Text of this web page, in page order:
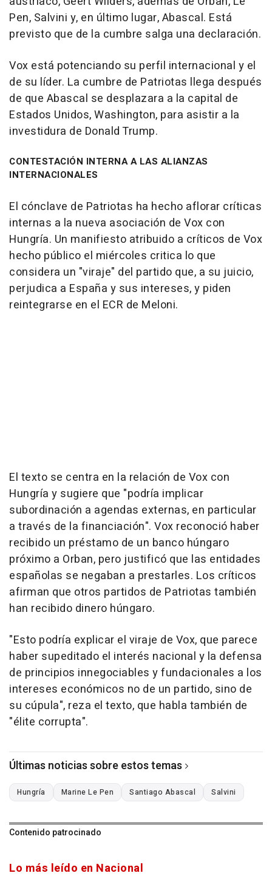
Pen, Salvini y, en último lugar, Abascal. Está
previsto que de la cumbre salga una declaración.
Vox está potenciando su perfil internacional y el
de su líder. La cumbre de Patriotas llega después
de que Abascal se desplazara a la capital de
Estados Unidos, Washington, para asistir a la
investidura de Donald Trump.
CONTESTACIÓN INTERNA A LAS ALIANZAS
INTERNACIONALES
El cónclave de Patriotas ha hecho aflorar críticas
internas a la nueva asociación de Vox con
Hungría. Un manifiesto atribuido a críticos de Vox
hecho público el miércoles critica lo que
considera un "viraje" del partido que, a su juicio,
perjudica a España y sus intereses, y piden
reintegrarse en el ECR de Meloni.
El texto se centra en la relación de Vox con
Hungría y sugiere que "podría implicar
subordinación a agendas externas, en particular
a través de la financiación". Vox reconoció haber
recibido un préstamo de un banco húngaro
próximo a Orban, pero justificó que las entidades
españolas se negaban a prestarles. Los críticos
afirman que otros partidos de Patriotas también
han recibido dinero húngaro.
"Esto podría explicar el viraje de Vox, que parece
haber supeditado el interés nacional y la defensa
de principios innegociables y fundacionales a los
intereses económicos no de un partido, sino de
su cúpula", reza el texto, que habla también de
"élite corrupta".
Últimas noticias sobre estos temas
Hungría Marine Le Pen Santiago Abascal Salvini
Contenido patrocinado
Lo más leído en Nacional